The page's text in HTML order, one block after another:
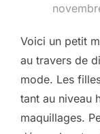
Voici un petit
au travers de
mode. Les
tant au niveau
maquillages.